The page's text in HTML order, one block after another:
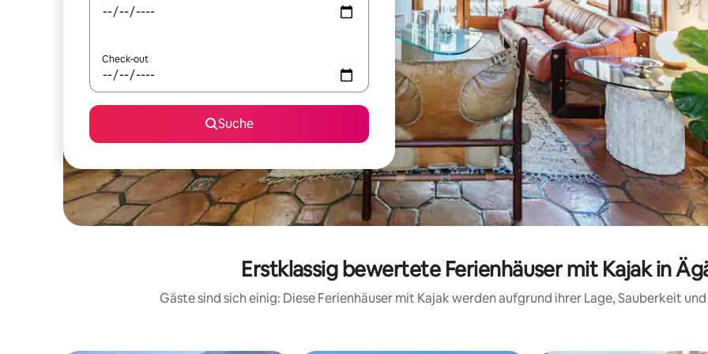
Check-out
Suche
Erstklassig bewertete Ferienhäuser mit Kajak in
Gäste sind sich einig: Diese Ferienhäuser mit Kajak werden aufgrund ihrer Lage, Sauberkeit